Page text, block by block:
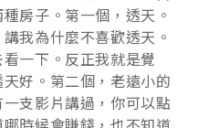
房子。第一個，透天。
我為什麼不喜歡透天。
一下。反正我就是覺
好。第二個，老遠小的
支影片講過，你可以點